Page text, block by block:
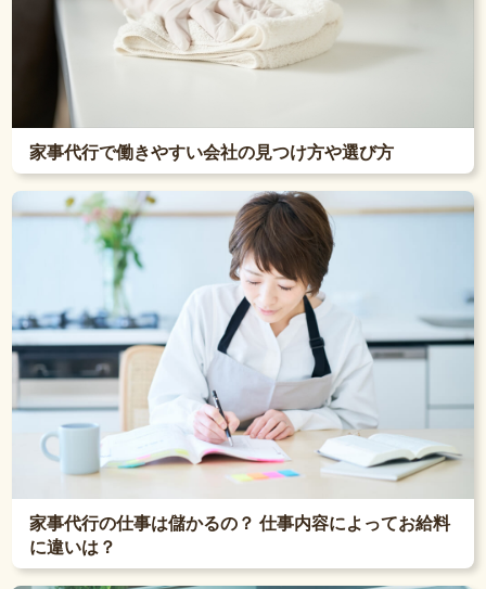
家事代行で働きやすい会社の見つけ方や選び方
家事代行の仕事は儲かるの？ 仕事内容によってお給料
に違いは？